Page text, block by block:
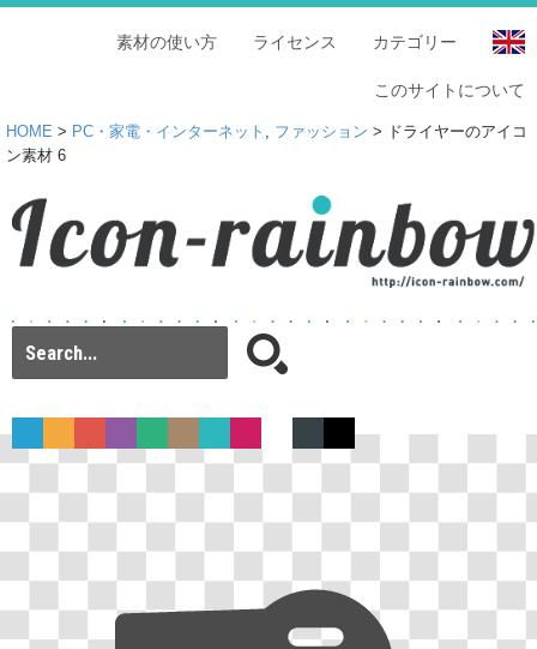
カテゴリー
ライセンス
素材の使い方
このサイトについて
HOME > PC・家電・インターネット , ファッション > ドライヤーのアイコ
ン素材 6